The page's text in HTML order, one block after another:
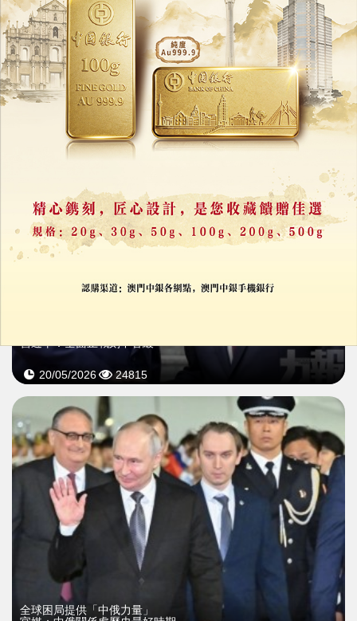
普京訪華乘「俄版勞斯萊斯」專車
中國888車牌引關注
20/05/2026 30190
習近平：全面止戰刻不容緩
20/05/2026 24815
全球困局提供「中俄力量」